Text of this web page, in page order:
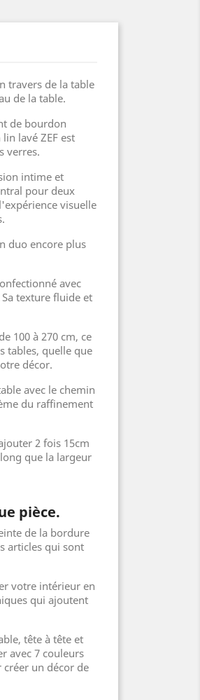
travers de la table
de la table.
de bourdon
lavé ZEF est
verres.
intime et
pour deux
visuelle
duo encore plus
avec
texture fluide et
100 à 270 cm, ce
tables, quelle que
décor.
avec le chemin
du raffinement
2 fois 15cm
que la largeur
pièce.
de la bordure
articles qui sont
votre intérieur en
qui ajoutent
tête à tête et
avec 7 couleurs
un décor de